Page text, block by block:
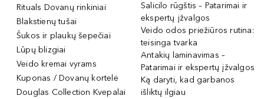
Rituals Dovanų rinkiniai
Blakstienų tušai
Šukos ir plaukų šepečiai
Lūpų blizgiai
Veido kremai vyrams
Kuponas / Dovanų kortelė
Douglas Collection Kvepalai
Salicilo rūgštis – Patarimai ir
ekspertų įžvalgos
Veido odos priežiūros rutina:
teisinga tvarka
Antakių laminavimas –
Patarimai ir ekspertų įžvalgos
Ką daryti, kad garbanos
išliktų ilgiau